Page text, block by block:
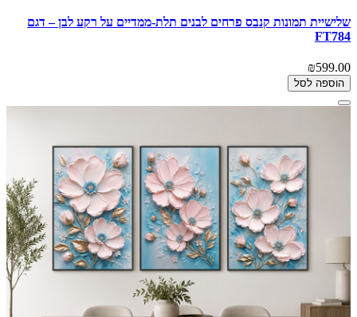
שלישיית תמונות קנבס פרחים לבנים תלת-ממדיים על רקע לבן – דגם
FT784
₪599.00
הוספה לסל